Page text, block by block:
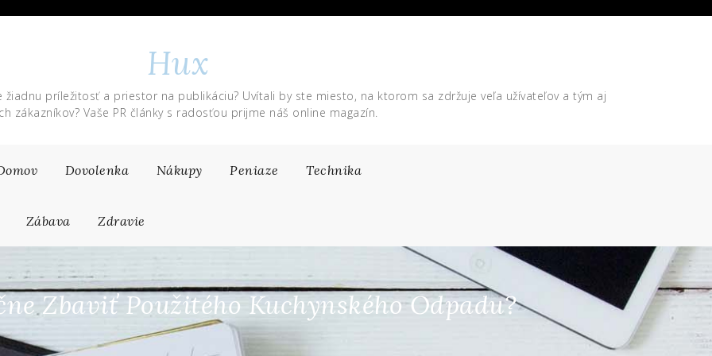
Hux
žiadnu príležitosť a priestor na publikáciu? Uvítali by ste miesto, na ktorom sa zdržuje veľa užívateľov a tým aj
zákazníkov? Vaše PR články s radosťou prijme náš online magazín.
Dovolenka Nákupy Peniaze Technika
Zábava Zdravie
Zbaviť Použitého Kuchynského Odpadu?